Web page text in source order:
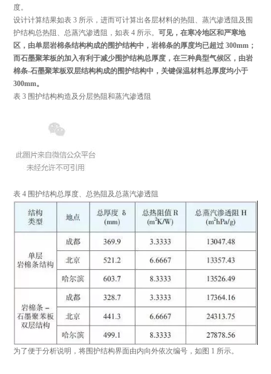
度。
设计计算结果如表 3 所示，进而可计算出各层材料的热阻、蒸汽渗透阻及围
护结构总热阻、总蒸汽渗透阻，如表 4 所示。可见，在寒冷地区和严寒地
区，由单层岩棉条结构构成的围护结构中，岩棉条的厚度均已超过 300mm；
而石墨聚苯板的加入有利于减少围护结构总厚度，在三种典型气候区，由岩
棉条-石墨聚苯板双层结构构成的围护结构中，关键保温材料总厚度均小于
300mm。
表 3 围护结构构造及分层热阻和蒸汽渗透阻
表 4 围护结构总厚度、总热阻及总蒸汽渗透阻
为了便于分析说明，将围护结构界面由内向外依次编号，如图 1 所示。